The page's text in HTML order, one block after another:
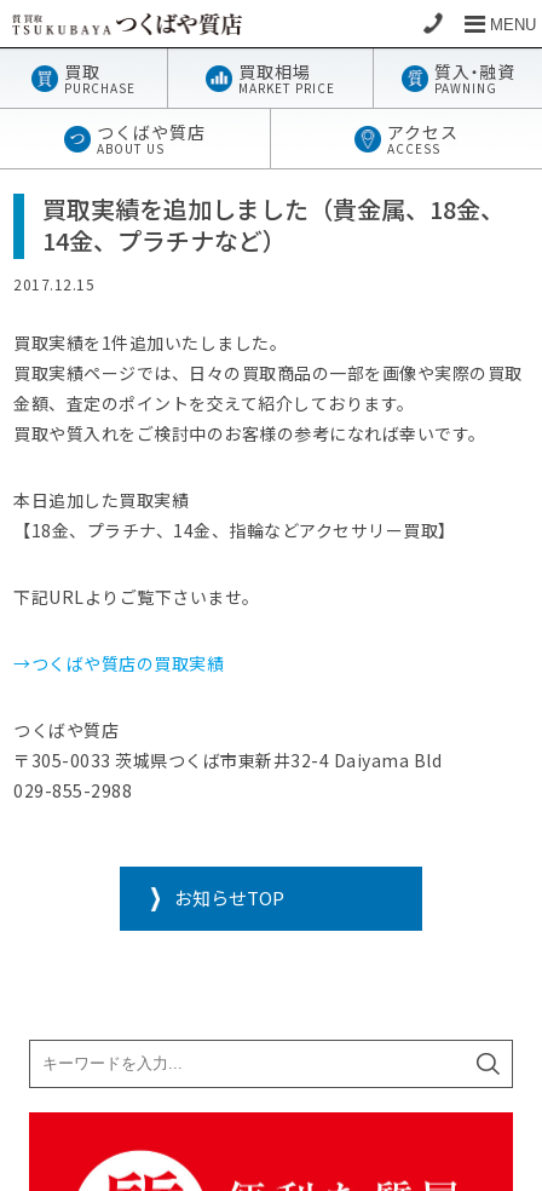
MENU
買取
PURCHASE
買取相場
MARKET PRICE
質入・融資
PAWNING
つくばや質店
ABOUT US
アクセス
ACCESS
買取実績を追加しました（貴金属、18金、
14金、プラチナなど）
2017.12.15
買取実績を1件追加いたしました。
買取実績ページでは、日々の買取商品の一部を画像や実際の買取
金額、査定のポイントを交えて紹介しております。
買取や質入れをご検討中のお客様の参考になれば幸いです。
本日追加した買取実績
【18金、プラチナ、14金、指輪などアクセサリー買取】
下記URLよりご覧下さいませ。
→つくばや質店の買取実績
つくばや質店
〒305-0033 茨城県つくば市東新井32-4 Daiyama Bld
029-855-2988
お知らせTOP